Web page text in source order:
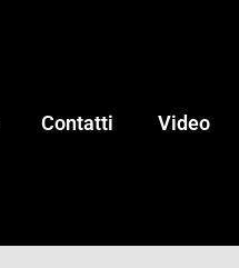
Contatti Video